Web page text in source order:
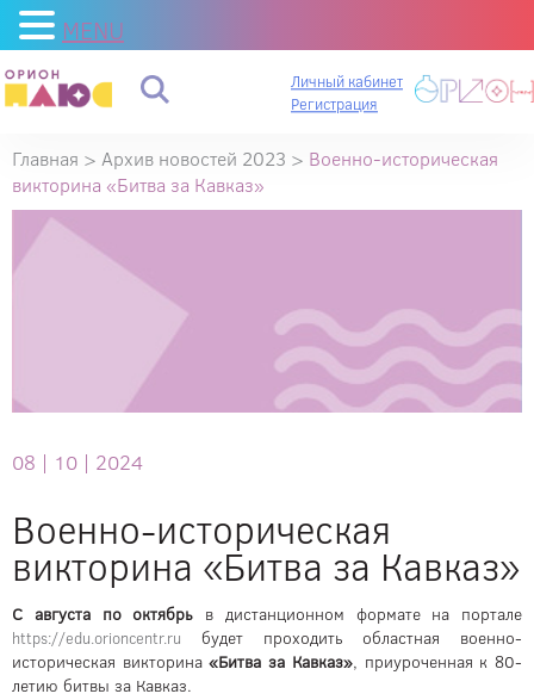
Личный кабинет
Регистрация
Главная > Архив новостей 2023 > Военно-историческая
викторина «Битва за Кавказ»
08 | 10 | 2024
Военно-историческая
викторина «Битва за Кавказ»
С августа по октябрь в дистанционном формате на портале
https://edu.orioncentr.ru
будет проходить областная военно-
историческая викторина«Битва за Кавказ», приуроченная к 80-
летию битвы за Кавказ.
MENU